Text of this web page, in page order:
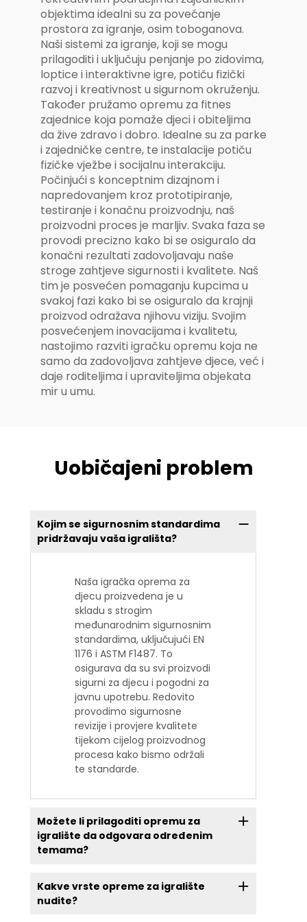
objektima idealni su za povećanje
prostora za igranje, osim toboganova.
Naši sistemi za igranje, koji se mogu
prilagoditi i uključuju penjanje po zidovima,
loptice i interaktivne igre, potiču fizički
razvoj i kreativnost u sigurnom okruženju.
Također pružamo opremu za fitnes
zajednice koja pomaže djeci i obiteljima
da žive zdravo i dobro. Idealne su za parke
i zajedničke centre, te instalacije potiču
fizičke vježbe i socijalnu interakciju.
Počinjući s konceptnim dizajnom i
napredovanjem kroz prototipiranje,
testiranje i konačnu proizvodnju, naš
proizvodni proces je marljiv. Svaka faza se
provodi precizno kako bi se osiguralo da
konačni rezultati zadovoljavaju naše
stroge zahtjeve sigurnosti i kvalitete. Naš
tim je posvećen pomaganju kupcima u
svakoj fazi kako bi se osiguralo da krajnji
proizvod odražava njihovu viziju. Svojim
posvećenjem inovacijama i kvalitetu,
nastojimo razviti igračku opremu koja ne
samo da zadovoljava zahtjeve djece, već i
daje roditeljima i upraviteljima objekata
mir u umu.
Uobičajeni problem
Kojim se sigurnosnim standardima
pridržavaju vaša igrališta?
Naša igračka oprema za
djecu proizvedena je u
skladu s strogim
međunarodnim sigurnosnim
standardima, uključujući EN
1176 i ASTM F1487. To
osigurava da su svi proizvodi
sigurni za djecu i pogodni za
javnu upotrebu. Redovito
provodimo sigurnosne
revizije i provjere kvalitete
tijekom cijelog proizvodnog
procesa kako bismo održali
te standarde.
Možete li prilagoditi opremu za
igralište da odgovara određenim
temama?
Kakve vrste opreme za igralište
nudite?